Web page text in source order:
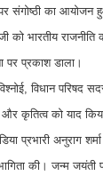
संगोष्ठी का आयोजन
भारतीय राजनीति
पर प्रकाश डाला।
विधान परिषद
कृतित्व को याद
प्रभारी अनुराग
की। जन्म